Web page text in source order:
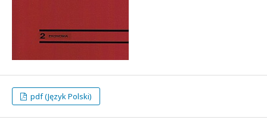
pdf (Język Polski)